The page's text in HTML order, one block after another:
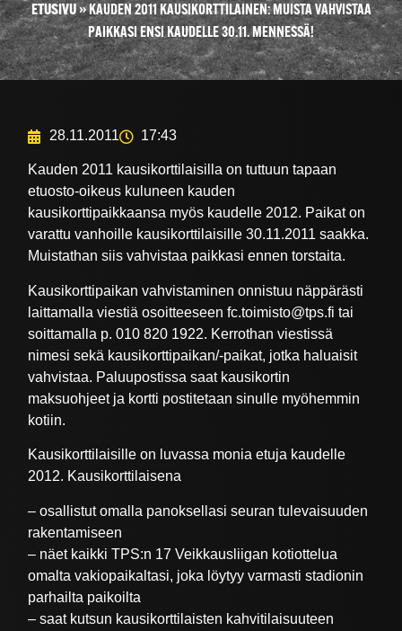
ETUSIVU»KAUDEN 2011 KAUSIKORTTILAINEN: MUISTA VAHVISTAA
PAIKKASI ENSI KAUDELLE 30.11. MENNESSÄ!
28.11.2011 17:43
Kauden 2011 kausikorttilaisilla on tuttuun tapaan
etuosto-oikeus kuluneen kauden
kausikorttipaikkaansa myös kaudelle 2012. Paikat on
varattu vanhoille kausikorttilaisille 30.11.2011 saakka.
Muistathan siis vahvistaa paikkasi ennen torstaita.
Kausikorttipaikan vahvistaminen onnistuu näppärästi
laittamalla viestiä osoitteeseen fc.toimisto@tps.fi tai
soittamalla p. 010 820 1922. Kerrothan viestissä
nimesi sekä kausikorttipaikan/-paikat, jotka haluaisit
vahvistaa. Paluupostissa saat kausikortin
maksuohjeet ja kortti postitetaan sinulle myöhemmin
kotiin.
Kausikorttilaisille on luvassa monia etuja kaudelle
2012. Kausikorttilaisena
– osallistut omalla panoksellasi seuran tulevaisuuden
rakentamiseen
– näet kaikki TPS:n 17 Veikkausliigan kotiottelua
omalta vakiopaikaltasi, joka löytyy varmasti stadionin
parhailta paikoilta
– saat kutsun kausikorttilaisten kahvitilaisuuteen